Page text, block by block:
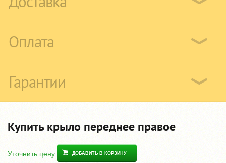
Оплата
Гарантии
Купить крыло переднее правое
Уточнить цену ДОБАВИТЬ В КОРЗИНУ